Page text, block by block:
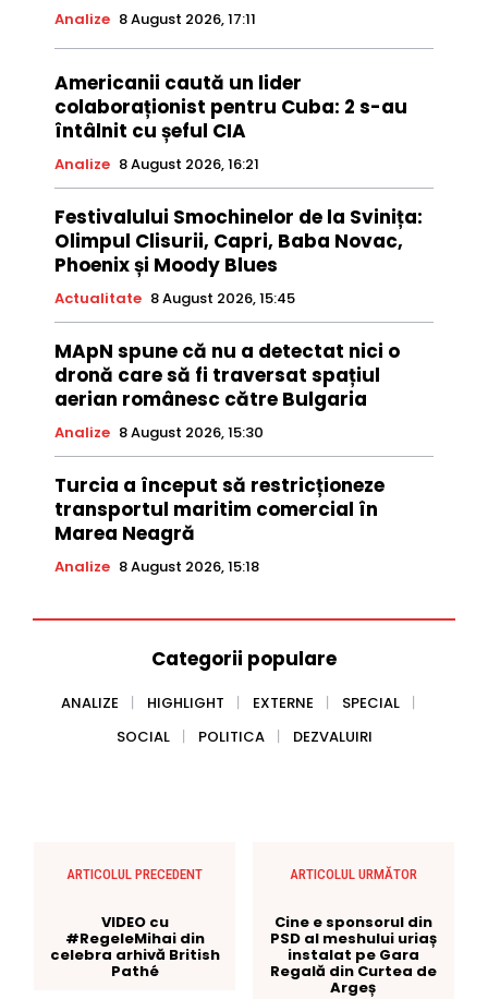
Analize 8 August 2026, 17:11
Americanii caută un lider
colaboraționist pentru Cuba: 2 s-au
întâlnit cu șeful CIA
Analize 8 August 2026, 16:21
Festivalului Smochinelor de la Svinița:
Olimpul Clisurii, Capri, Baba Novac,
Phoenix și Moody Blues
Actualitate 8 August 2026, 15:45
MApN spune că nu a detectat nici o
dronă care să fi traversat spațiul
aerian românesc către Bulgaria
Analize 8 August 2026, 15:30
Turcia a început să restricționeze
transportul maritim comercial în
Marea Neagră
Analize 8 August 2026, 15:18
Categorii populare
ANALIZE HIGHLIGHT EXTERNE
SPECIAL
SOCIAL
POLITICA DEZVALUIRI
ARTICOLUL PRECEDENT
VIDEO cu
#RegeleMihai din
celebra arhivă British
Pathé
ARTICOLUL URMĂTOR
Cine e sponsorul din
PSD al meshului uriaș
instalat pe Gara
Regală din Curtea de
Argeș